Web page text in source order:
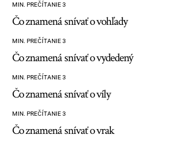
MIN. PREČÍTANIE 3
Čo znamená snívať o vohľady
MIN. PREČÍTANIE 3
Čo znamená snívať o vydedený
MIN. PREČÍTANIE 3
Čo znamená snívať o víly
MIN. PREČÍTANIE 3
Čo znamená snívať o vrak